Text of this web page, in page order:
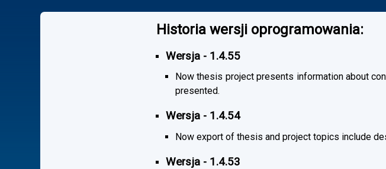
Historia wersji oprogramowania:
Wersja - 1.4.55
Now thesis project presents information about
presented.
Wersja - 1.4.54
Now export of thesis and project topics include
Wersja - 1.4.53